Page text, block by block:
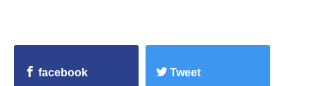
facebook Tweet